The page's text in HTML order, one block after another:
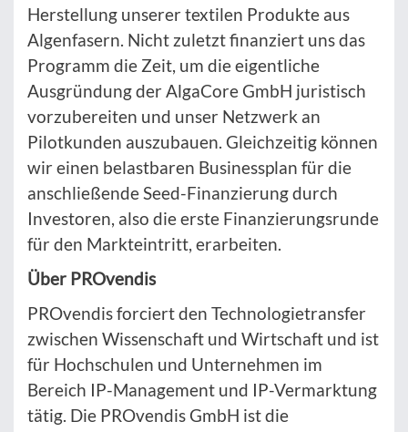
Herstellung unserer textilen Produkte aus
Algenfasern. Nicht zuletzt finanziert uns das
Programm die Zeit, um die eigentliche
Ausgründung der AlgaCore GmbH juristisch
vorzubereiten und unser Netzwerk an
Pilotkunden auszubauen. Gleichzeitig können
wir einen belastbaren Businessplan für die
anschließende Seed-Finanzierung durch
Investoren, also die erste Finanzierungsrunde
für den Markteintritt, erarbeiten.
Über PROvendis
PROvendis forciert den Technologietransfer
zwischen Wissenschaft und Wirtschaft und ist
für Hochschulen und Unternehmen im
Bereich IP-Management und IP-Vermarktung
tätig. Die PROvendis GmbH ist die